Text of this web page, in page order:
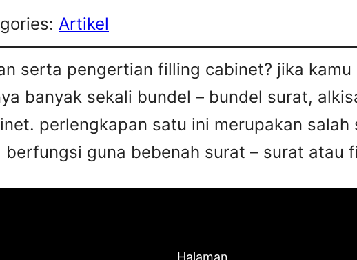
Artikel
serta pengertian filling cabinet? jika
banyak sekali bundel – bundel surat,
perlengkapan satu ini merupakan salah
guna bebenah surat – surat atau
Halaman